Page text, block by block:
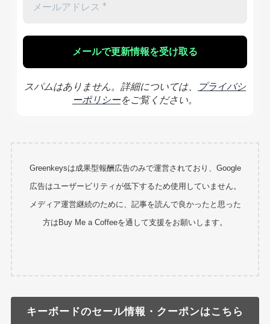
スパムはありません。詳細については、
プライバシ
ーポリシーをご覧ください。
Greenkeysは成果型報酬広告のみで運営されており、Google
広告はユーザービリティが低下するため使用していません。
メディア運営継続のために、記事を読んで良かったと思った
方はBuy Me a Coffeeを通して支援をお願いします。
キーボードのセール情報・クーポンはこちら